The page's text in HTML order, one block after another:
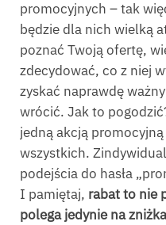
promocyjnych – tak
będzie dla nich wielką
poznać Twoją ofertę,
zdecydować, co z niej
zyskać naprawdę
wrócić. Jak to
jedną akcją
wszystkich.
podejścia do hasła
I pamiętaj, rabat to nie
polega jedynie na